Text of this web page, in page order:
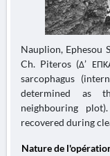
Nauplion, Ephesou
Ch. Piteros (Δ’
sarcophagus
determined as
neighbouring
recovered during
Nature de